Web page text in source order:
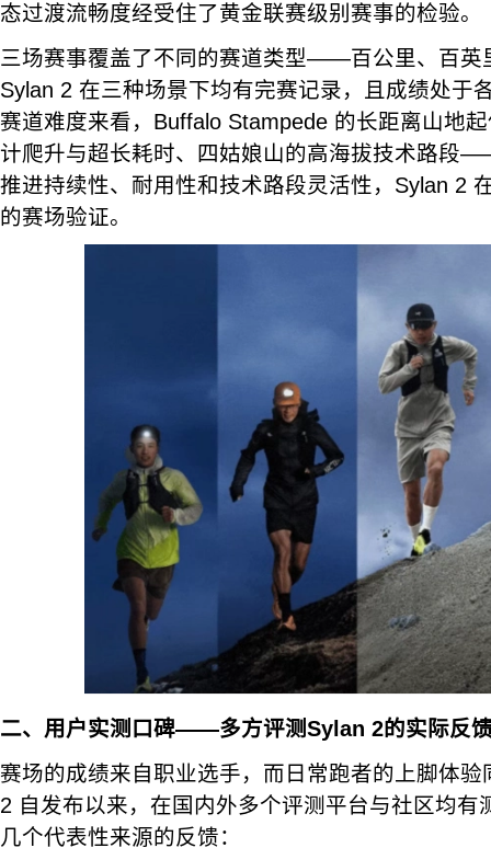
态过渡流畅度经受住了黄金联赛级别赛事的检验。
三场赛事覆盖了不同的赛道类型——百公里、百英
Sylan 2 在三种场景下均有完赛记录，且成绩处于
赛道难度来看，Buffalo Stampede 的长距离山地
计爬升与超长耗时、四姑娘山的高海拔技术路段
推进持续性、耐用性和技术路段灵活性，Sylan 2
的赛场验证。
二、用户实测口碑——多方评测Sylan 2的实际反
赛场的成绩来自职业选手，而日常跑者的上脚体
2 自发布以来，在国内外多个评测平台与社区均有
几个代表性来源的反馈：